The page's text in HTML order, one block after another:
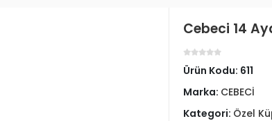
Cebeci 14
Ürün Kodu: 611
Marka: CEBECİ
Kategori: Özel